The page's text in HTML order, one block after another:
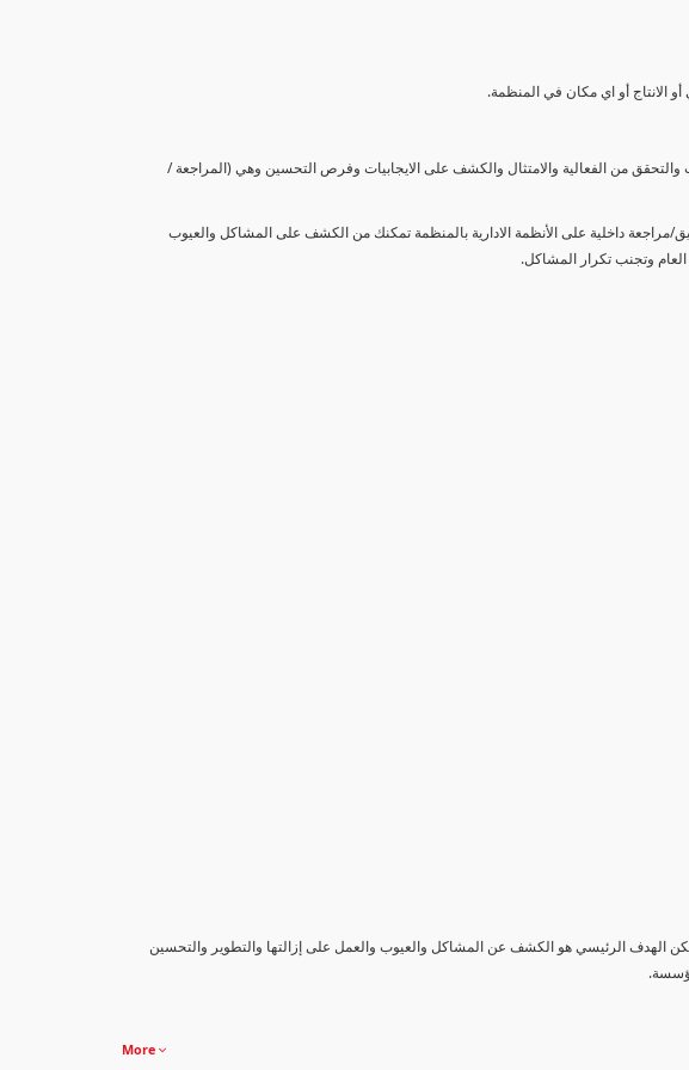
الانتاج أو اي مكان في المنظمة.
من الفعالية والامتثال والكشف على الايجابيات وفرص التحسين وهي (المراجعة /
مراجعة داخلية على الأنظمة الادارية بالمنظمة تمكنك من الكشف على المشاكل والعيوب
وتجنب تكرار المشاكل.
الهدف الرئيسي هو الكشف عن المشاكل والعيوب والعمل على إزالتها والتطوير والتحسين
More